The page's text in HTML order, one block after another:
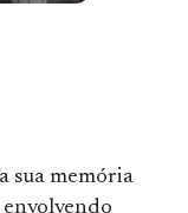
sua memória